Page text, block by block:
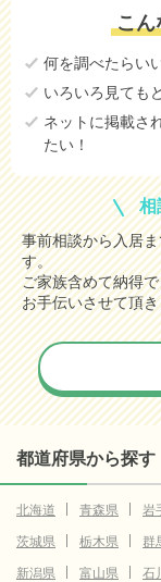
こん
何を調べたらい
いろいろ見ても
ネットに掲載さ
たい！
相
事前相談から入居
す。
ご家族含めて納得
お手伝いさせて頂
都道府県から探す
北海道 青森県 岩
茨城県
栃木県 群
新潟県
富山県 石